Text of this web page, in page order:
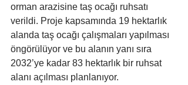
orman arazisine taş ocağı ruhsatı
verildi. Proje kapsamında 19 hektarlık
alanda taş ocağı çalışmaları yapılması
öngörülüyor ve bu alanın yanı sıra
2032’ye kadar 83 hektarlık bir ruhsat
alanı açılması planlanıyor.